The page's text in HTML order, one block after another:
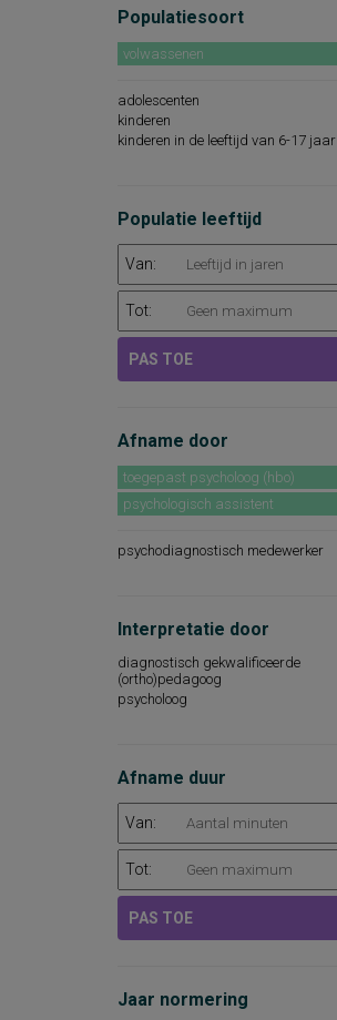
Populatiesoort
volwassenen
adolescenten
kinderen
kinderen in de leeftijd van 6-17 jaar
Populatie leeftijd
Van:
Tot:
PAS TOE
Afname door
toegepast psycholoog (hbo)
psychologisch assistent
psychodiagnostisch medewerker
Interpretatie door
diagnostisch gekwalificeerde
(ortho)pedagoog
psycholoog
Afname duur
Van:
Tot:
PAS TOE
Jaar normering